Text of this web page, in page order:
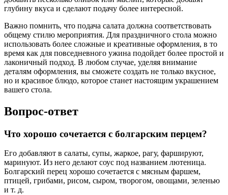
глубину вкуса и сделают подачу более интересной.
Важно помнить, что подача салата должна соответствовать
общему стилю мероприятия. Для праздничного стола можно
использовать более сложные и креативные оформления, в то
время как для повседневного ужина подойдет более простой и
лаконичный подход. В любом случае, уделяя внимание
деталям оформления, вы сможете создать не только вкусное,
но и красивое блюдо, которое станет настоящим украшением
вашего стола.
Вопрос-ответ
Что хорошо сочетается с болгарским перцем?
Его добавляют в салаты, супы, жаркое, рагу, фаршируют,
маринуют. Из него делают соус под названием лютеница.
Болгарский перец хорошо сочетается с мясным фаршем,
птицей, грибами, рисом, сыром, творогом, овощами, зеленью
и т. д.